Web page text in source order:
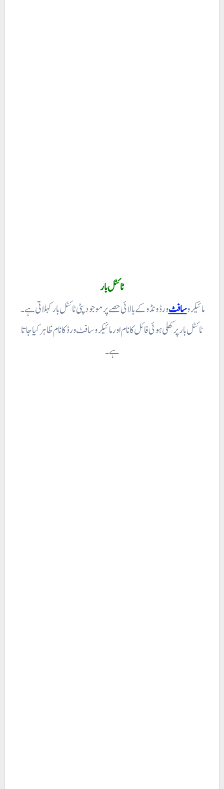
ٹائٹل بار
مائیکروسافٹورڈ ونڈو کے بالائی حصے پر موجود پٹی ٹائٹل بار کہلاتی ہے ۔
ٹائٹل بار پر کھلی ہوئی فائل کا نام اور مائیکروسافٹ ورڈ کا نام ظاہر کیا جاتا
ہے۔